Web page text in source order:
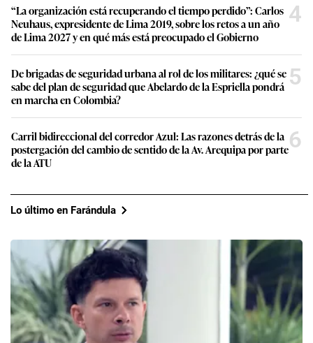
“La organización está recuperando el tiempo perdido”: Carlos
Neuhaus, expresidente de Lima 2019, sobre los retos a un año
de Lima 2027 y en qué más está preocupado el Gobierno
4
De brigadas de seguridad urbana al rol de los militares: ¿qué se
sabe del plan de seguridad que Abelardo de la Espriella pondrá
en marcha en Colombia?
5
Carril bidireccional del corredor Azul: Las razones detrás de la
postergación del cambio de sentido de la Av. Arequipa por parte
de la ATU
6
Lo último en Farándula